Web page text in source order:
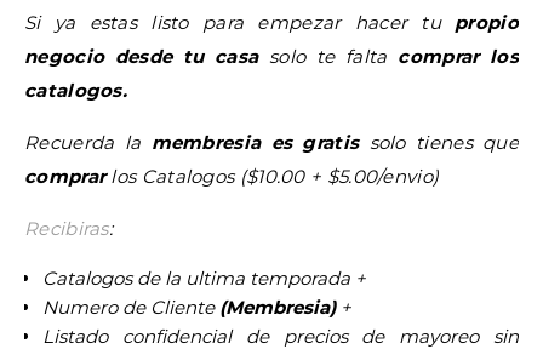
Si ya estas listo para empezar hacer tu propio
negocio desde tu casasolo te falta comprar los
catalogos.
Recuerda la membresia es gratissolo tienes que
comprarlos Catalogos ($10.00 + $5.00/envio)
Recibiras:
Catalogos de la ultima temporada +
Numero de Cliente (Membresia)+
Listado confidencial de precios de mayoreo sin